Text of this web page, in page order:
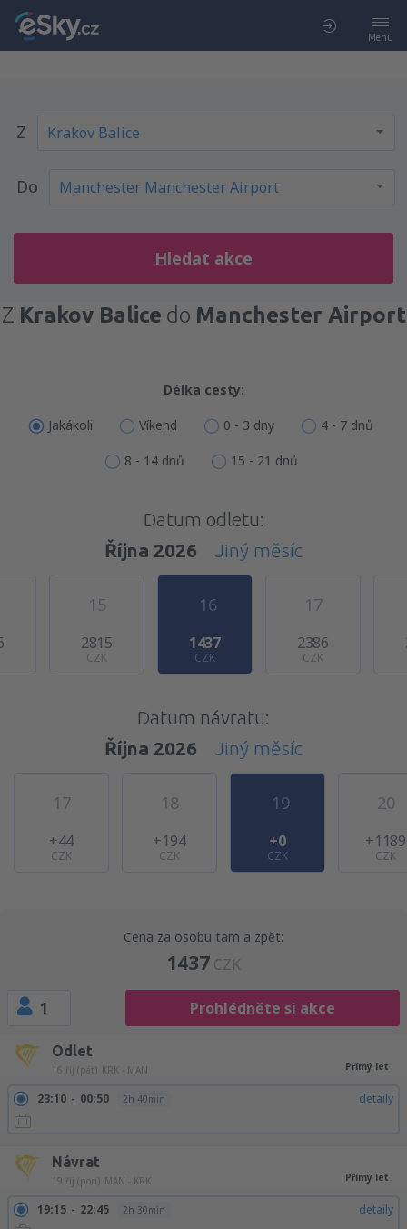
Menu
Z
Do
Hledat akce
Z Krakov Balice do Manchester Airport
Délka cesty:
Jakákoli Víkend 0 - 3 dny 4 - 7 dnů
8 - 14 dnů 15 - 21 dnů
Datum odletu:
Října 2026
Jiný měsíc
15
2815
CZK
16
1437
CZK
17
2386
CZK
Datum návratu:
Října 2026
Jiný měsíc
17
+44
CZK
18
+194
CZK
19
+0
CZK
20
+1189
CZK
Cena za osobu tam a zpět:
1437 CZK
1 Prohlédněte si akce
Odlet
16 říj (pát) KRK - MAN Přímý let
23:10 00:50 2h 40min detaily
Návrat
19 říj (pon) MAN - KRK Přímý let
19:15 22:45 2h 30min detaily